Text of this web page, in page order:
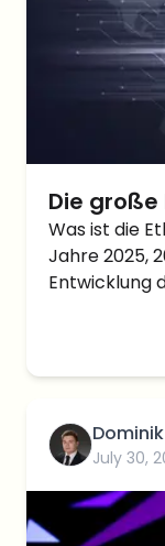
Die
Kurs
2030 und
Was ist die
Jahre 2025,
Entwicklung
July 30,